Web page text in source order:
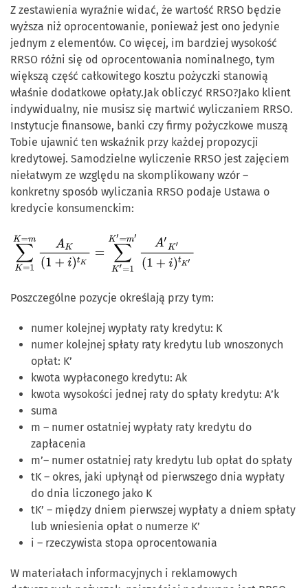
Z zestawienia wyraźnie widać, że wartość RRSO będzie
wyższa niż oprocentowanie, ponieważ jest ono jedynie
jednym z elementów. Co więcej, im bardziej wysokość
RRSO różni się od oprocentowania nominalnego, tym
większą część całkowitego kosztu pożyczki stanowią
właśnie dodatkowe opłaty.Jak obliczyć RRSO?Jako klient
indywidualny, nie musisz się martwić wyliczaniem RRSO.
Instytucje finansowe, banki czy firmy pożyczkowe muszą
Tobie ujawnić ten wskaźnik przy każdej propozycji
kredytowej. Samodzielne wyliczenie RRSO jest zajęciem
niełatwym ze względu na skomplikowany wzór –
konkretny sposób wyliczania RRSO podaje Ustawa o
kredycie konsumenckim:
Poszczególne pozycje określają przy tym:
numer kolejnej wypłaty raty kredytu: K
numer kolejnej spłaty raty kredytu lub wnoszonych
opłat: K’
kwota wypłaconego kredytu: Ak
kwota wysokości jednej raty do spłaty kredytu: A’k
suma
m – numer ostatniej wypłaty raty kredytu do
zapłacenia
m’– numer ostatniej raty kredytu lub opłat do spłaty
tK – okres, jaki upłynął od pierwszego dnia wypłaty
do dnia liczonego jako K
tK’ – między dniem pierwszej wypłaty a dniem spłaty
lub wniesienia opłat o numerze K’
i – rzeczywista stopa oprocentowania
W materiałach informacyjnych i reklamowych